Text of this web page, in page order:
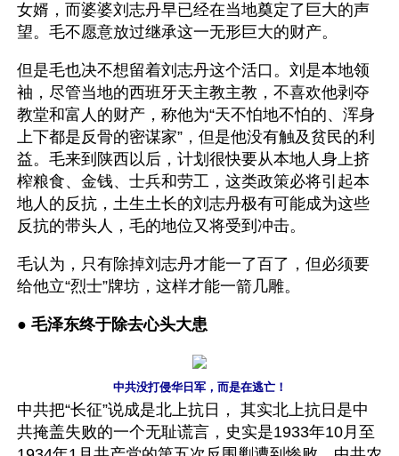
女婿，而婆婆刘志丹早已经在当地奠定了巨大的声
望。毛不愿意放过继承这一无形巨大的财产。
但是毛也决不想留着刘志丹这个活口。刘是本地领
袖，尽管当地的西班牙天主教主教，不喜欢他剥夺
教堂和富人的财产，称他为“天不怕地不怕的、浑身
上下都是反骨的密谋家”，但是他没有触及贫民的利
益。毛来到陕西以后，计划很快要从本地人身上挤
榨粮食、金钱、士兵和劳工，这类政策必将引起本
地人的反抗，土生土长的刘志丹极有可能成为这些
反抗的带头人，毛的地位又将受到冲击。
毛认为，只有除掉刘志丹才能一了百了，但必须要
给他立“烈士”牌坊，这样才能一箭几雕。
● 毛泽东终于除去心头大患
中共没打侵华日军，而是在逃亡！
中共把“长征”说成是北上抗日， 其实北上抗日是中
共掩盖失败的一个无耻谎言，史实是1933年10月至